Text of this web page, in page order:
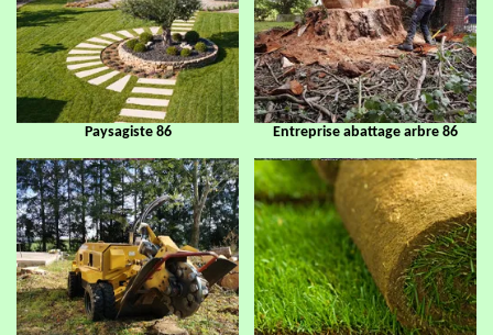
Paysagiste 86 Entreprise abattage arbre 86